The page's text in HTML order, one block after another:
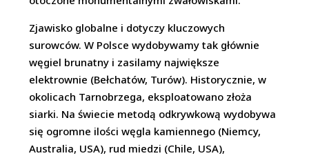
Zjawisko globalne i dotyczy kluczowych
surowców. W Polsce wydobywamy tak głównie
węgiel brunatny i zasilamy największe
elektrownie (Bełchatów, Turów). Historycznie, w
okolicach Tarnobrzega, eksploatowano złoża
siarki. Na świecie metodą odkrywkową wydobywa
się ogromne ilości węgla kamiennego (Niemcy,
Australia, USA), rud miedzi (Chile, USA),